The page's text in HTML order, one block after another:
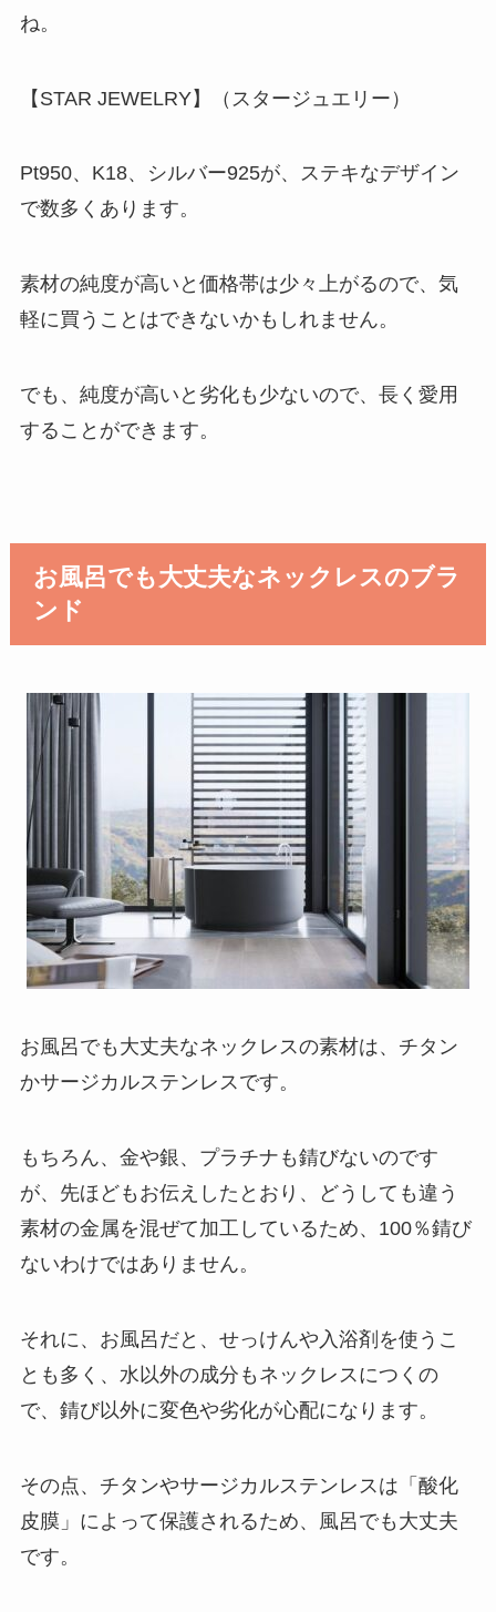
ね。
【 STAR JEWELRY】（スタージュエリー）
Pt950、 K18、シルバー925が、ステキなデザイン
で数多くあります。
素材の純度が高いと価格帯は少々上がるので、気
軽に買うことはできないかもしれません。
でも、純度が高いと劣化も少ないので、長く愛用
することができます。
お風呂でも大丈夫なネックレスのブラ
ンド
お風呂でも大丈夫なネックレスの素材は、チタン
かサージカルステンレスです。
もちろん、金や銀、プラチナも錆びないのです
が、先ほどもお伝えしたとおり、どうしても違う
素材の金属を混ぜて加工しているため、 100％錆び
ないわけではありません。
それに、お風呂だと、せっけんや入浴剤を使うこ
とも多く、水以外の成分もネックレスにつくの
で、錆び以外に変色や劣化が心配になります。
その点、チタンやサージカルステンレスは「酸化
皮膜」によって保護されるため、風呂でも大丈夫
です。